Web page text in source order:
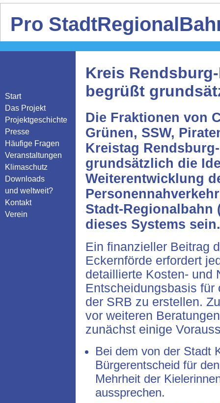
Pro
Start
Das Projekt
Projektgeschichte
Presse
Häufige Fragen
Veranstaltungen
Klimaschutz
Downloads
und weltweit?
Kontakt
Verein
Kreis
begrüßt
Die Fraktionen von
Grünen, SSW,
Kreistag
grundsätzlich die
Weiterentwicklung
Stadt-Regionalbahn
dieses Systems sein.
Ein finanzieller Beitrag
Eckernförde erfordert
detaillierte Kosten- und
Entscheidungsbasis
der SRB zu erstellen.
vor weiteren
zunächst einige
Bei dem von der Stadt
Bürgerentscheid für
Mehrheit der
aussprechen.